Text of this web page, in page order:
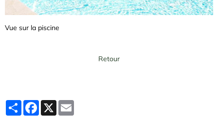
Vue sur la piscine
Retour
PartagerFacebook
X